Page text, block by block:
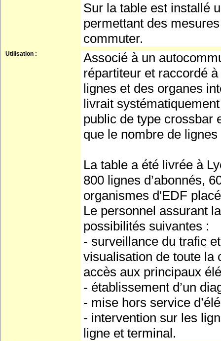
Sur la table est installé
permettant des
commuter.
Utilisation :
Associé à un
répartiteur et raccordé
lignes et des organes
livrait
public de type crossbar
que le nombre de
La table a été livrée à
800 lignes d’abonnés,
organismes d'EDF
Le personnel assurant
possibilités suivantes :
- surveillance du trafic
visualisation de toute la
accès aux principaux
- établissement d’un
- mise hors service
- intervention sur les
ligne et terminal.